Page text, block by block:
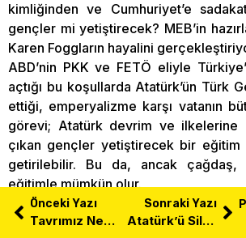
kimliğinden ve Cumhuriyet’e
gençler mi yetiştirecek? MEB’in
Karen Foggların hayalini
ABD’nin PKK ve FETÖ eliyle
açtığı bu koşullarda Atatürk’ün Türk
ettiği, emperyalizme karşı vatanın
görevi; Atatürk devrim ve ilkelerine
çıkan gençler yetiştirecek bir
getirilebilir. Bu da, ancak
eğitimle mümkün olur.
Ersoy Akalın
Önceki Yazı
Tavrımız Net: Yaz-Çiz-Üret!
Sonraki Yazı
Atatürk’ü Silmeye Kalkanı Tarihten Sileriz